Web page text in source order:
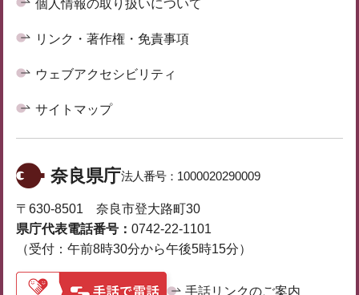
個人情報の取り扱いについて
リンク・著作権・免責事項
ウェブアクセシビリティ
サイトマップ
奈良県庁法人番号： 1000020290009
〒630-8501 奈良市登大路町30
県庁代表電話番号： 0742-22-1101
（受付：午前8時30分から午後5時15分）
手話リンクのご案内